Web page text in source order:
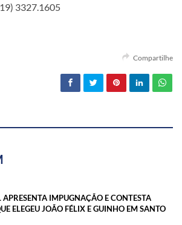
3327.1605
Compartilhe
IMPUGNAÇÃO E CONTESTA
ELEGEU JOÃO FÉLIX E GUINHO EM SANTO